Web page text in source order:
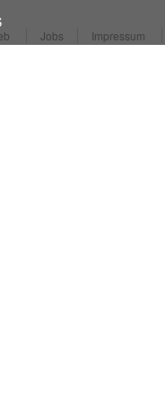
Jobs Impressum